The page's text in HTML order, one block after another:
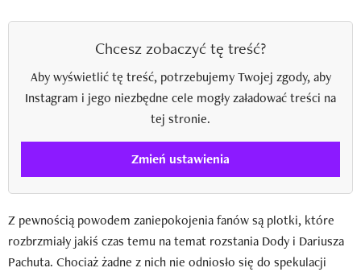
Chcesz zobaczyć tę treść?
Aby wyświetlić tę treść, potrzebujemy Twojej zgody, aby
Instagram i jego niezbędne cele mogły załadować treści na
tej stronie.
Zmień ustawienia
Z pewnością powodem zaniepokojenia fanów są plotki, które
rozbrzmiały jakiś czas temu na temat rozstania Dody i Dariusza
Pachuta. Chociaż żadne z nich nie odniosło się do spekulacji